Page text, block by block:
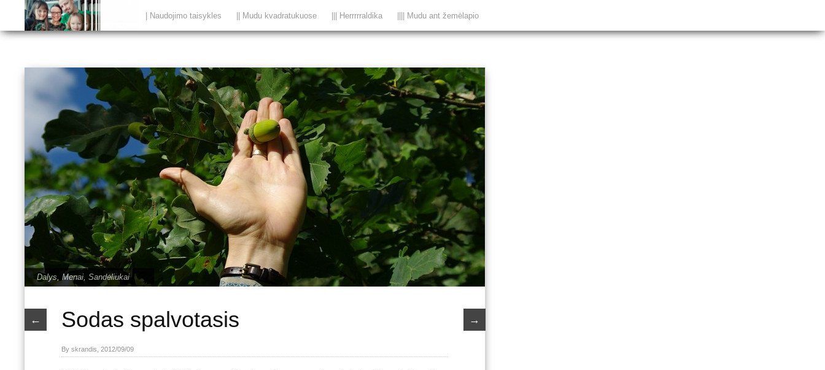
| Naudojimo taisykles || Mudu kvadratukuose ||| Herrrrraldika |||| Mudu ant žemėlapio
Dalys,Menai,Sandėliukai
← →
Sodas spalvotasis
By skrandis, 2012/09/09